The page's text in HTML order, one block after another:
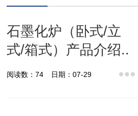
石墨化炉（卧式/立
式/箱式）产品介绍..
阅读数：74 日期：07-29